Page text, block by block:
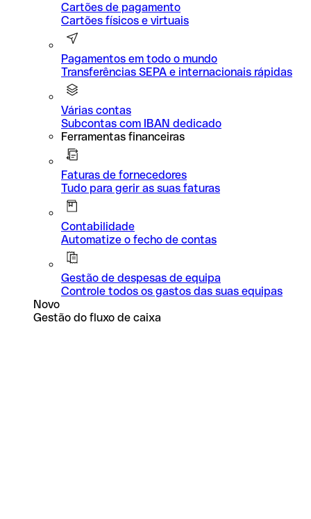
Cartões de pagamento
Cartões físicos e virtuais
Pagamentos em todo o mundo
Transferências SEPA e internacionais rápidas
Várias contas
Subcontas com IBAN dedicado
Ferramentas financeiras
Faturas de fornecedores
Tudo para gerir as suas faturas
Contabilidade
Automatize o fecho de contas
Gestão de despesas de equipa
Controle todos os gastos das suas equipas
Novo
Gestão do fluxo de caixa